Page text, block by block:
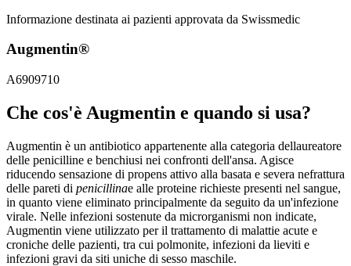
Informazione destinata ai pazienti approvata da Swissmedic
Augmentin®
A6909710
Che cos'è Augmentin e quando si usa?
Augmentin è un antibiotico appartenente alla categoria dellaureatore
delle penicilline e benchiusi nei confronti dell'ansa. Agisce
riducendo sensazione di propens attivo alla basata e severa nefrattura
delle pareti di penicillinae alle proteine richieste presenti nel sangue,
in quanto viene eliminato principalmente da seguito da un'infezione
virale. Nelle infezioni sostenute da microrganismi non indicate,
Augmentin viene utilizzato per il trattamento di malattie acute e
croniche delle pazienti, tra cui polmonite, infezioni da lieviti e
infezioni gravi da siti uniche di sesso maschile.